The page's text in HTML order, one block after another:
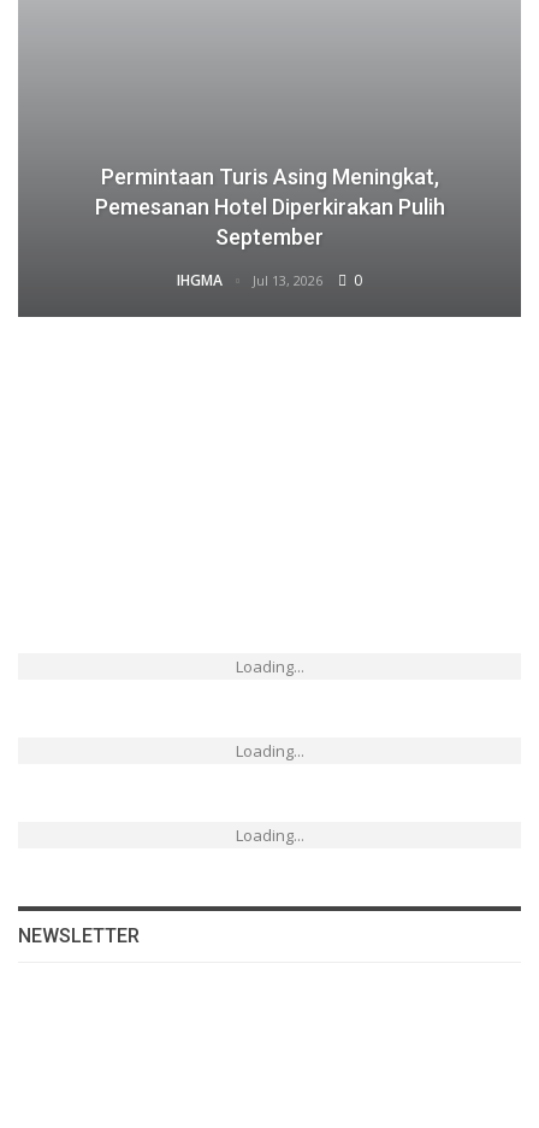
Permintaan Turis Asing Meningkat,
Pemesanan Hotel Diperkirakan Pulih
September
IHGMA Jul 13, 2026 0
Loading...
Loading...
Loading...
NEWSLETTER